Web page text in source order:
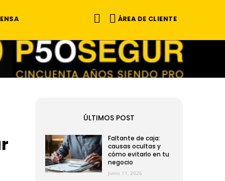
ÁREA DE CLIENTE
ÚLTIMOS POST
Faltante de caja:
causas ocultas y
cómo evitarlo en tu
negocio
Junio 11, 2026